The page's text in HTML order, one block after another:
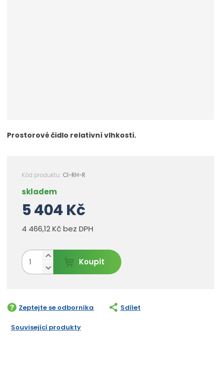
Prostorové čidlo relativní vlhkosti.
Kód produktu: CI-RH-R
skladem
5 404 Kč
4 466,12 Kč bez DPH
Z
m
t
o
N
a
v
i
t
m
n
S
n
i
m
Koupit
Zeptejte se odborníka Sdílet
Související produkty